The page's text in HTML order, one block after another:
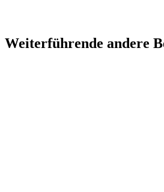
Weiterführende andere